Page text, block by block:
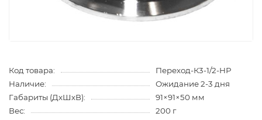
Код товара:
Переход-К3-1/2-НР
Наличие:
Ожидание 2-3 дня
Габариты (ДхШхВ):
91×91×50 мм
Вес:
200 г